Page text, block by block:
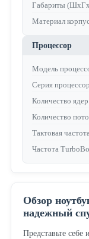
Габариты
Материал
Процессор
Модель
Серия
Количество ядер
Количество
Тактовая
Частота
Обзор
надежный
Представьте